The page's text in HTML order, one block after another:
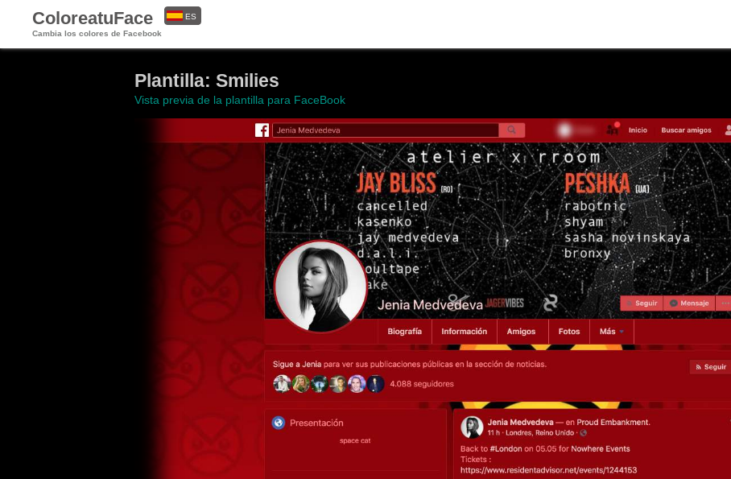
ColoreatuFace
Cambia los colores de Facebook
ES
Plantilla: Smilies
Vista previa de la plantilla para FaceBook